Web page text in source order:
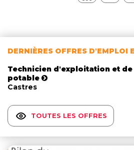
DERNIÈRES OFFRES D'EMPLOI
Technicien d'exploitation et
potable
Castres
TOUTES LES OFFRES